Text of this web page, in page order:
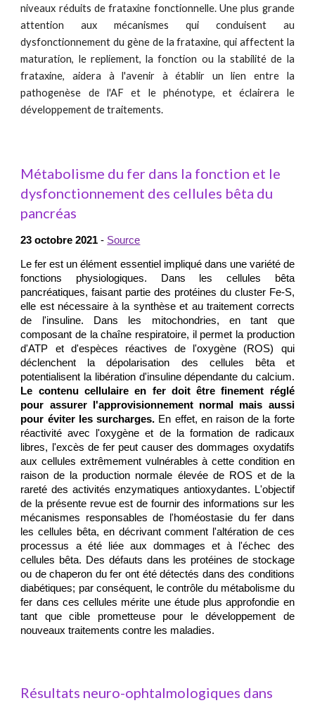
niveaux réduits de frataxine fonctionnelle. Une plus grande
attention aux mécanismes qui conduisent au
dysfonctionnement du gène de la frataxine, qui affectent la
maturation, le repliement, la fonction ou la stabilité de la
frataxine, aidera à l'avenir à établir un lien entre la
pathogenèse de l'AF et le phénotype, et éclairera le
développement de traitements.
Métabolisme du fer dans la fonction et le
dysfonctionnement des cellules bêta du
pancréas
23 octobre 2021 - Source
Le fer est un élément essentiel impliqué dans une variété de
fonctions physiologiques. Dans les cellules bêta
pancréatiques, faisant partie des protéines du cluster Fe-S,
elle est nécessaire à la synthèse et au traitement corrects
de l'insuline. Dans les mitochondries, en tant que
composant de la chaîne respiratoire, il permet la production
d'ATP et d'espèces réactives de l'oxygène (ROS) qui
déclenchent la dépolarisation des cellules bêta et
potentialisent la libération d'insuline dépendante du calcium.
Le contenu cellulaire en fer doit être finement réglé
pour assurer l'approvisionnement normal mais aussi
pour éviter les surcharges. En effet, en raison de la forte
réactivité avec l'oxygène et de la formation de radicaux
libres, l'excès de fer peut causer des dommages oxydatifs
aux cellules extrêmement vulnérables à cette condition en
raison de la production normale élevée de ROS et de la
rareté des activités enzymatiques antioxydantes. L'objectif
de la présente revue est de fournir des informations sur les
mécanismes responsables de l'homéostasie du fer dans
les cellules bêta, en décrivant comment l'altération de ces
processus a été liée aux dommages et à l'échec des
cellules bêta. Des défauts dans les protéines de stockage
ou de chaperon du fer ont été détectés dans des conditions
diabétiques; par conséquent, le contrôle du métabolisme du
fer dans ces cellules mérite une étude plus approfondie en
tant que cible prometteuse pour le développement de
nouveaux traitements contre les maladies.
Résultats neuro-ophtalmologiques dans